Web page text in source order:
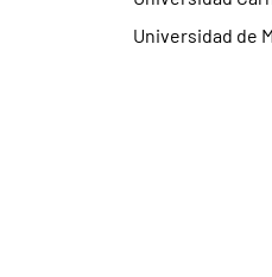
Universidad de